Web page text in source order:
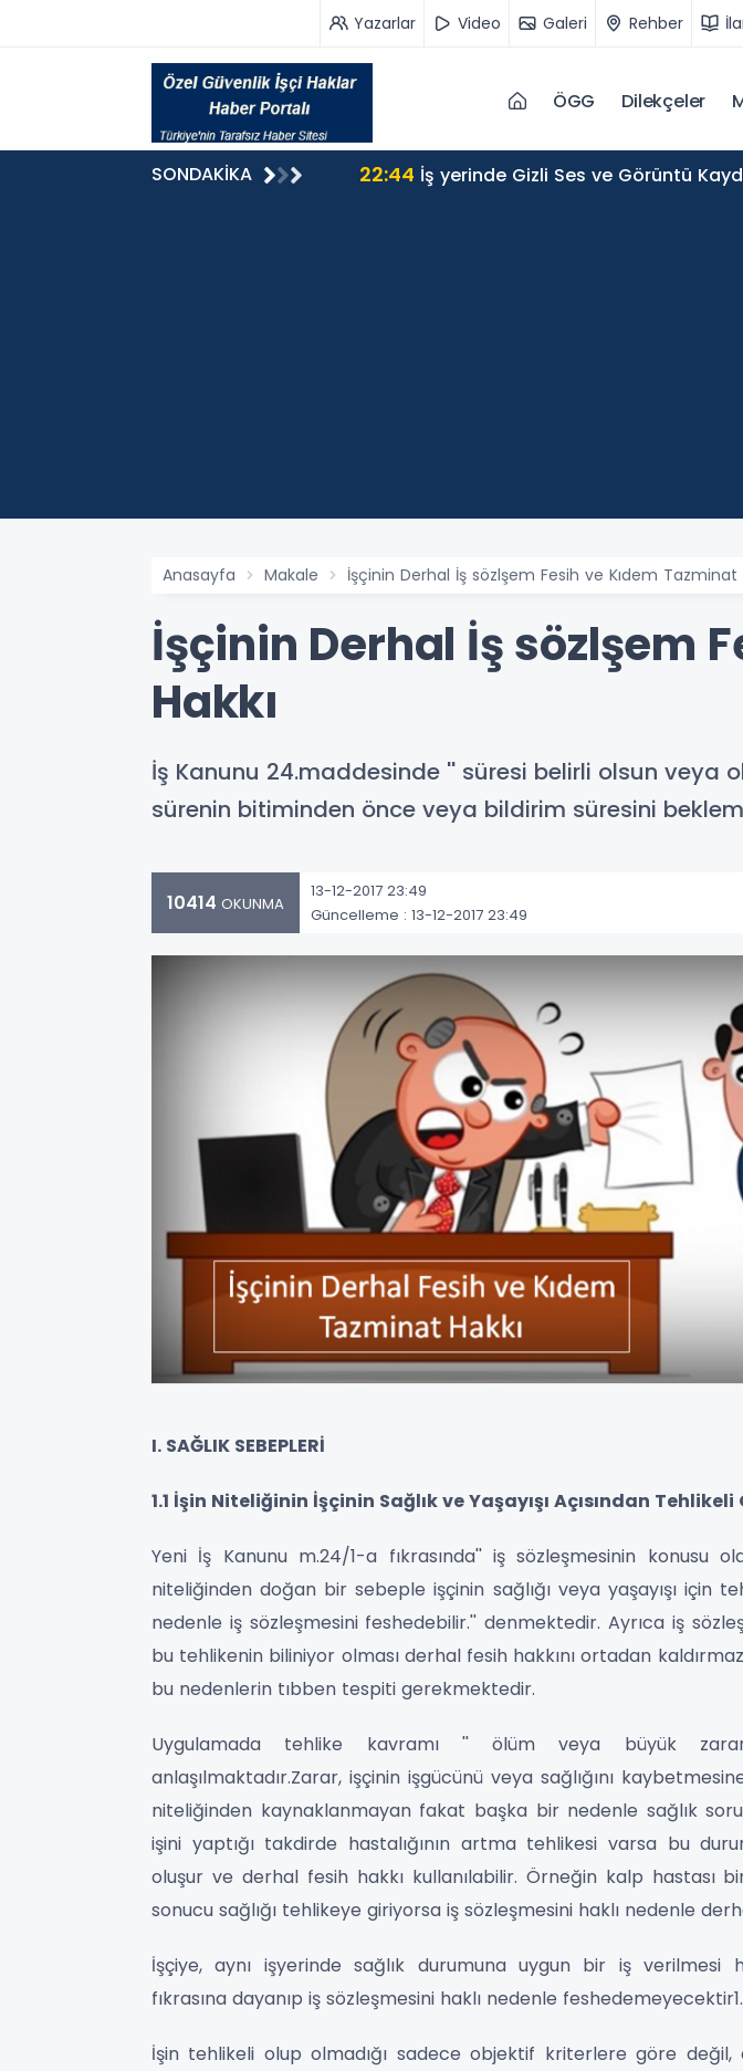
Yazarlar Video Galeri Rehber
ÖGG Dilekçeler
SONDAKİKA 22:44 İş yerinde Gizli Ses ve Görüntü
Anasayfa Makale İşçinin Derhal İş sözlşem Fesih ve Kıdem Tazminat
İşçinin Derhal İş sözlşem
Hakkı
İş Kanunu 24.maddesinde '' süresi belirli olsun veya
sürenin bitiminden önce veya bildirim süresini
10414 OKUNMA
13-12-2017 23:49
Güncelleme : 13-12-2017 23:49
I. SAĞLIK SEBEPLERİ
1.1 İşin Niteliğinin İşçinin Sağlık ve Yaşayışı Açısından Tehlikeli
Yeni İş Kanunu m.24/1-a fıkrasında'' iş sözleşmesinin konusu
niteliğinden doğan bir sebeple işçinin sağlığı veya yaşayışı için
nedenle iş sözleşmesini feshedebilir.'' denmektedir. Ayrıca iş
bu tehlikenin biliniyor olması derhal fesih hakkını ortadan
bu nedenlerin tıbben tespiti gerekmektedir.
Uygulamada tehlike kavramı '' ölüm veya büyük zarar
anlaşılmaktadır.Zarar, işçinin işgücünü veya sağlığını
niteliğinden kaynaklanmayan fakat başka bir nedenle sağlık
işini yaptığı takdirde hastalığının artma tehlikesi varsa bu
oluşur ve derhal fesih hakkı kullanılabilir. Örneğin kalp hastası
sonucu sağlığı tehlikeye giriyorsa iş sözleşmesini haklı nedenle
İşçiye, aynı işyerinde sağlık durumuna uygun bir iş verilmesi
fıkrasına dayanıp iş sözleşmesini haklı nedenle feshedemeyecektir1.
İşin tehlikeli olup olmadığı sadece objektif kriterlere göre değil,